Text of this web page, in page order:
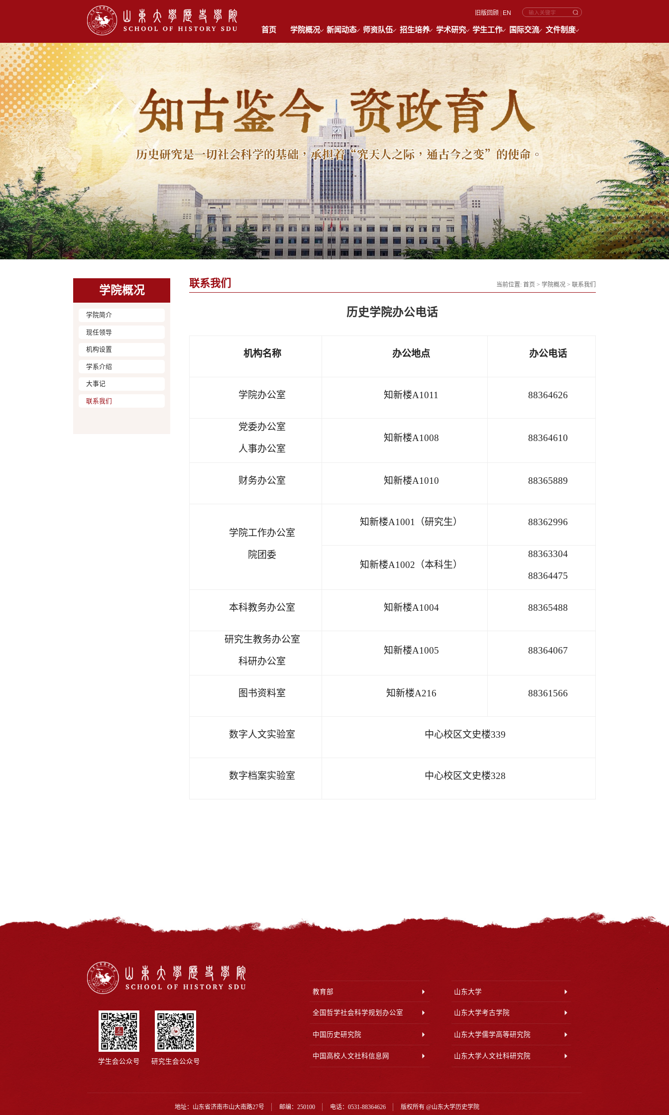
旧版回顾 | EN
首页 学院概况 新闻动态 师资队伍 招生培养 学术研究 学生工作 国际交流 文件制度
学院概况
学院简介
现任领导
机构设置
学系介绍
大事记
联系我们
当前位置: 首页 > 学院概况 > 联系我们
联系我们
历史学院办公电话
机构名称 办公地点 办公电话
学院办公室 知新楼A1011 88364626
党委办公室
人事办公室
知新楼A1008 88364610
财务办公室 知新楼A1010 88365889
学院工作办公室
院团委
知新楼A1001（研究生） 88362996
知新楼A1002（本科生）
88363304
88364475
本科教务办公室 知新楼A1004 88365488
研究生教务办公室
科研办公室
知新楼A1005 88364067
图书资料室 知新楼A216 88361566
数字人文实验室 中心校区文史楼339
数字档案实验室 中心校区文史楼328
学生会公众号 研究生会公众号
教育部 山东大学
全国哲学社会科学规划办公室 山东大学考古学院
中国历史研究院 山东大学儒学高等研究院
中国高校人文社科信息网 山东大学人文社科研究院
地址：山东省济南市山大南路27号 邮编：250100 电话：0531-88364626 版权所有 @山东大学历史学院